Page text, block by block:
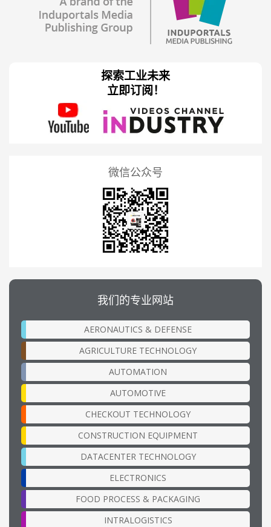
探索工业未来
立即订阅！
微信公众号
我们的专业网站
AERONAUTICS & DEFENSE
AGRICULTURE TECHNOLOGY
AUTOMATION
AUTOMOTIVE
CHECKOUT TECHNOLOGY
CONSTRUCTION EQUIPMENT
DATACENTER TECHNOLOGY
ELECTRONICS
FOOD PROCESS & PACKAGING
INTRALOGISTICS